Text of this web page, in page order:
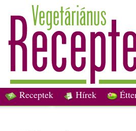
Receptek Hírek